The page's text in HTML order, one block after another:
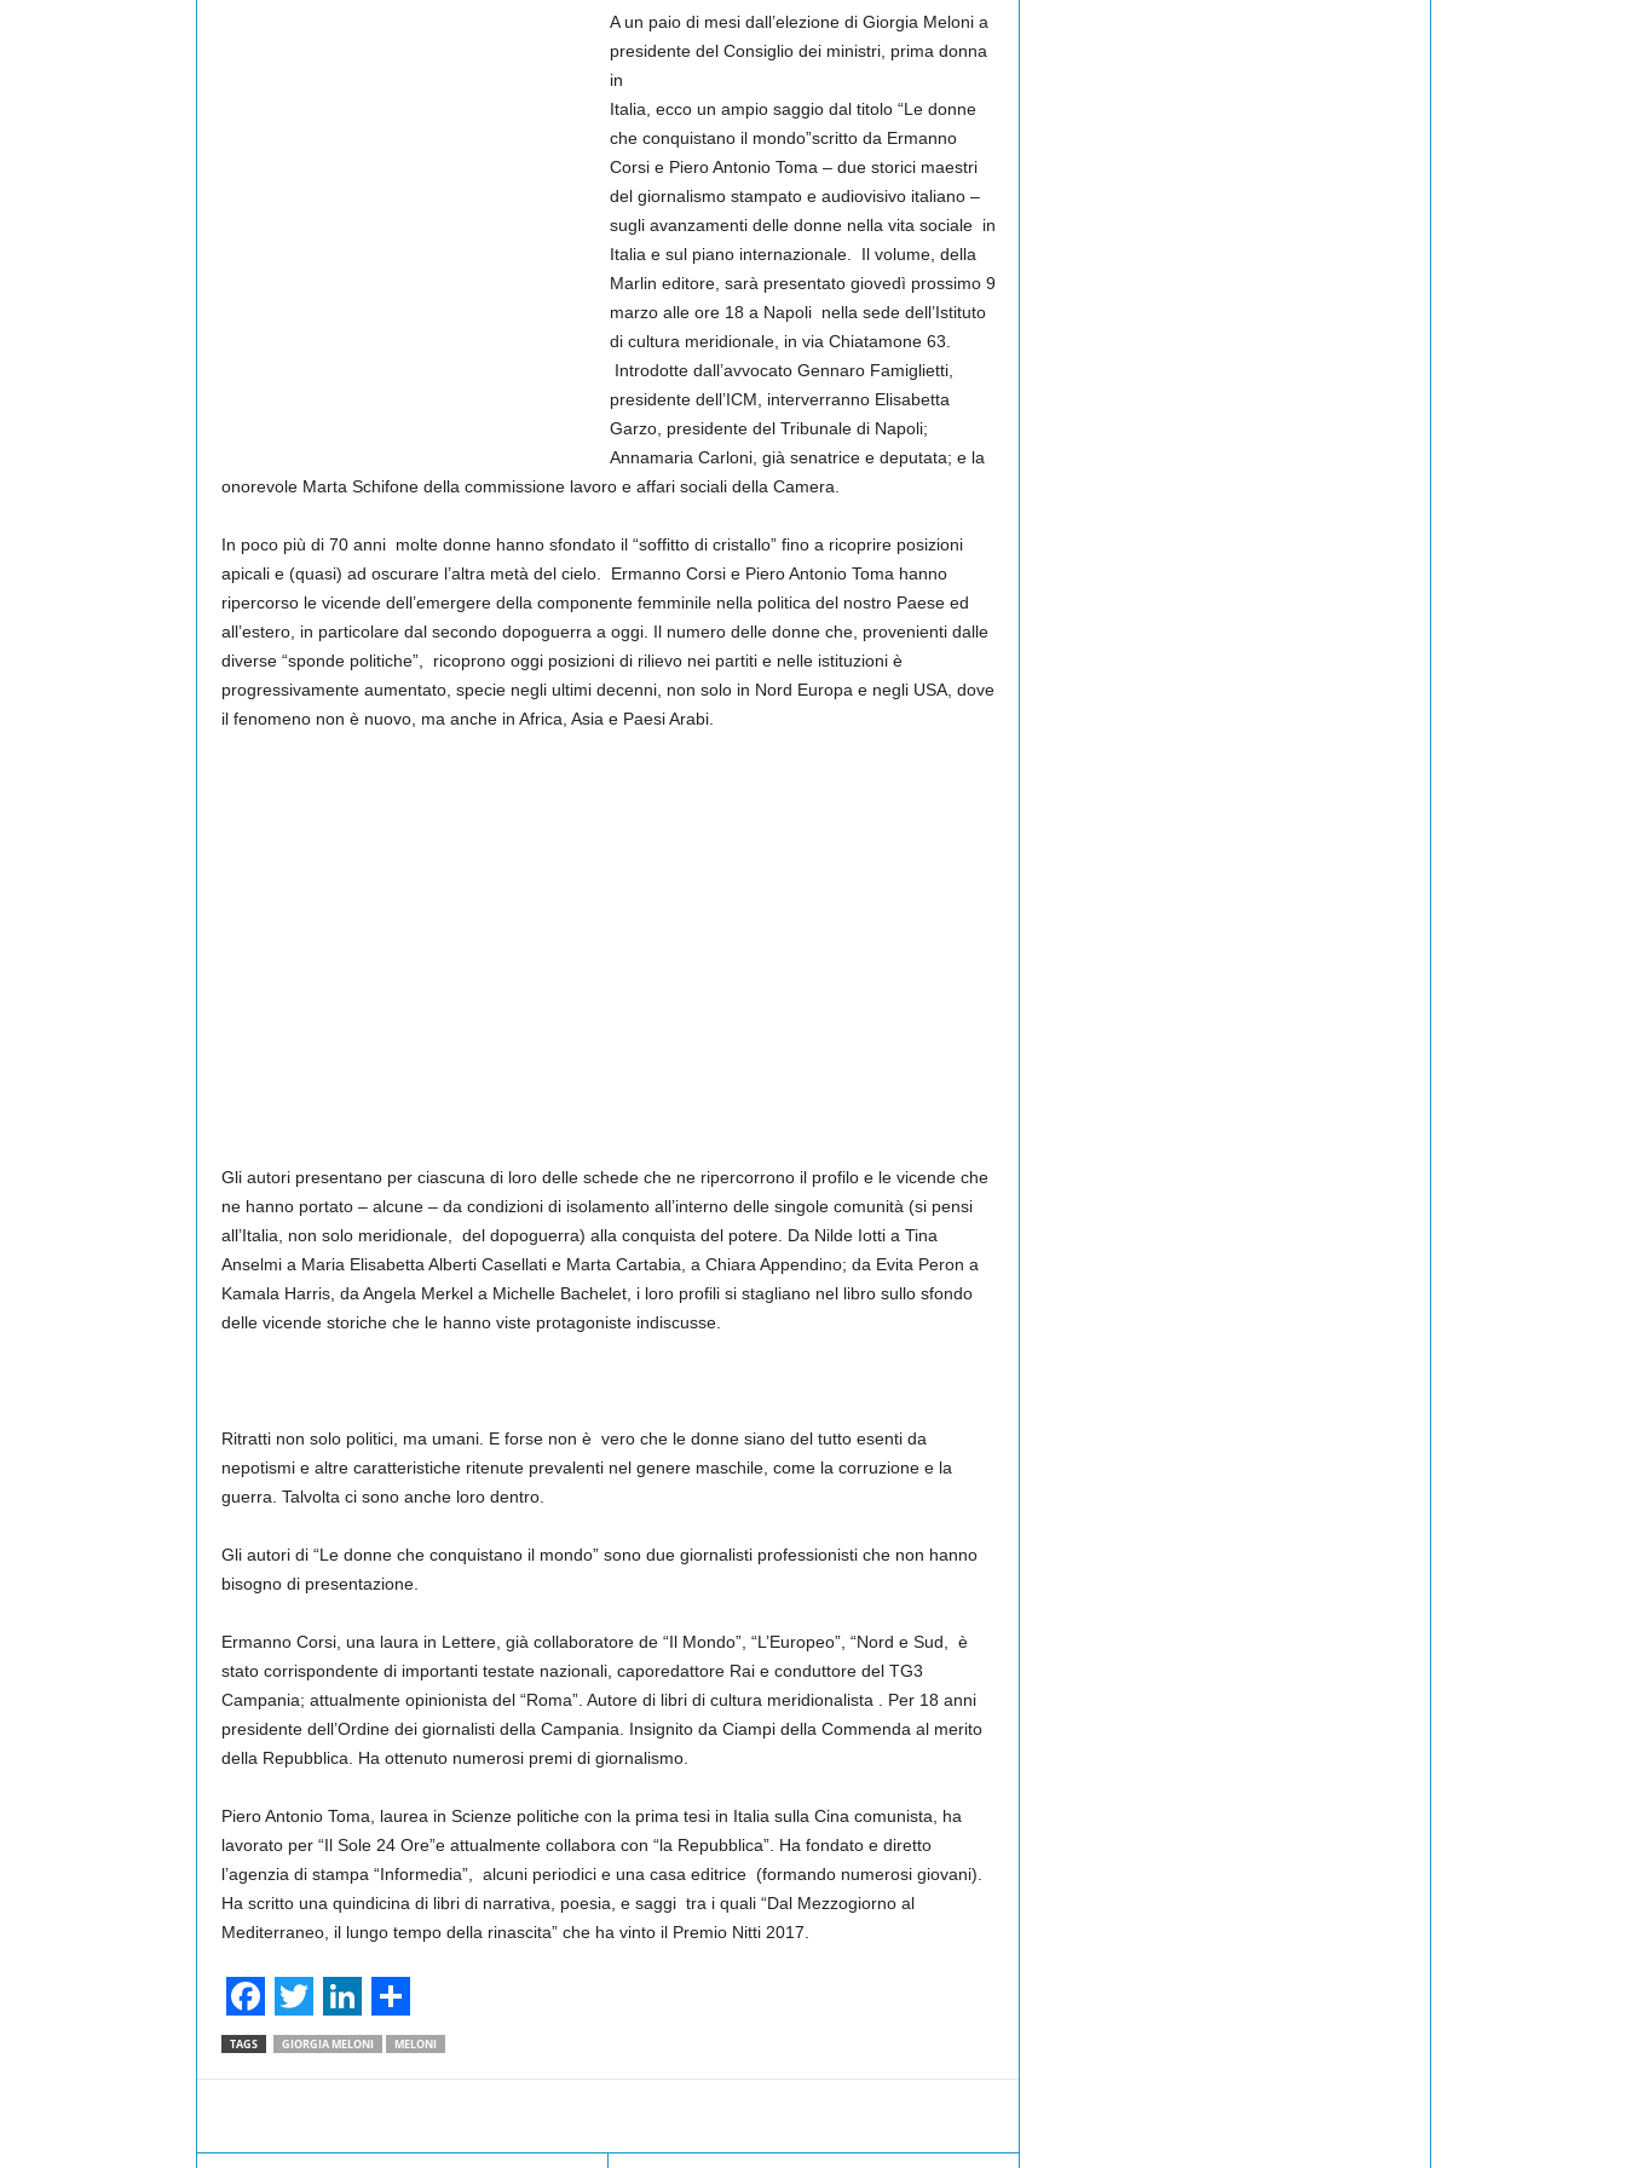
A un paio di mesi dall’elezione di Giorgia Meloni a
presidente del Consiglio dei ministri, prima donna
in
Italia, ecco un ampio saggio dal titolo “Le donne
che conquistano il mondo”scritto da Ermanno
Corsi e Piero Antonio Toma – due storici maestri
del giornalismo stampato e audiovisivo italiano –
sugli avanzamenti delle donne nella vita sociale in
Italia e sul piano internazionale. Il volume, della
Marlin editore, sarà presentato giovedì prossimo 9
marzo alle ore 18 a Napoli nella sede dell’Istituto
di cultura meridionale, in via Chiatamone 63.
Introdotte dall’avvocato Gennaro Famiglietti,
presidente dell’ICM, interverranno Elisabetta
Garzo, presidente del Tribunale di Napoli;
Annamaria Carloni, già senatrice e deputata; e la
onorevole Marta Schifone della commissione lavoro e affari sociali della Camera.
In poco più di 70 anni molte donne hanno sfondato il “soffitto di cristallo” fino a ricoprire posizioni
apicali e (quasi) ad oscurare l’altra metà del cielo. Ermanno Corsi e Piero Antonio Toma hanno
ripercorso le vicende dell’emergere della componente femminile nella politica del nostro Paese ed
all’estero, in particolare dal secondo dopoguerra a oggi. Il numero delle donne che, provenienti dalle
diverse “sponde politiche”, ricoprono oggi posizioni di rilievo nei partiti e nelle istituzioni è
progressivamente aumentato, specie negli ultimi decenni, non solo in Nord Europa e negli USA, dove
il fenomeno non è nuovo, ma anche in Africa, Asia e Paesi Arabi.
Gli autori presentano per ciascuna di loro delle schede che ne ripercorrono il profilo e le vicende che
ne hanno portato – alcune – da condizioni di isolamento all’interno delle singole comunità (si pensi
all’Italia, non solo meridionale, del dopoguerra) alla conquista del potere. Da Nilde Iotti a Tina
Anselmi a Maria Elisabetta Alberti Casellati e Marta Cartabia, a Chiara Appendino; da Evita Peron a
Kamala Harris, da Angela Merkel a Michelle Bachelet, i loro profili si stagliano nel libro sullo sfondo
delle vicende storiche che le hanno viste protagoniste indiscusse.
Ritratti non solo politici, ma umani. E forse non è vero che le donne siano del tutto esenti da
nepotismi e altre caratteristiche ritenute prevalenti nel genere maschile, come la corruzione e la
guerra. Talvolta ci sono anche loro dentro.
Gli autori di “Le donne che conquistano il mondo” sono due giornalisti professionisti che non hanno
bisogno di presentazione.
Ermanno Corsi, una laura in Lettere, già collaboratore de “Il Mondo”, “L’Europeo”, “Nord e Sud, è
stato corrispondente di importanti testate nazionali, caporedattore Rai e conduttore del TG3
Campania; attualmente opinionista del “Roma”. Autore di libri di cultura meridionalista . Per 18 anni
presidente dell’Ordine dei giornalisti della Campania. Insignito da Ciampi della Commenda al merito
della Repubblica. Ha ottenuto numerosi premi di giornalismo.
Piero Antonio Toma, laurea in Scienze politiche con la prima tesi in Italia sulla Cina comunista, ha
lavorato per “Il Sole 24 Ore”e attualmente collabora con “la Repubblica”. Ha fondato e diretto
l’agenzia di stampa “Informedia”, alcuni periodici e una casa editrice (formando numerosi giovani).
Ha scritto una quindicina di libri di narrativa, poesia, e saggi tra i quali “Dal Mezzogiorno al
Mediterraneo, il lungo tempo della rinascita” che ha vinto il Premio Nitti 2017.
F
a
e
T
w
t
L
i
k
S
h
r
TAGS GIORGIA MELONI MELONI